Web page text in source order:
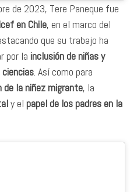
de 2023, Tere Paneque fue
en Chile, en el marco del
que su trabajo ha
por la inclusión de niñas y
. Así como para
de la niñez migrante, la
y el papel de los padres en la